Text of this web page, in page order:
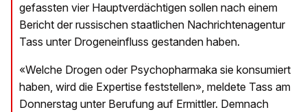
gefassten vier Hauptverdächtigen sollen nach einem
Bericht der russischen staatlichen Nachrichtenagentur
Tass unter Drogeneinfluss gestanden haben.
«Welche Drogen oder Psychopharmaka sie konsumiert
haben, wird die Expertise feststellen», meldete Tass am
Donnerstag unter Berufung auf Ermittler. Demnach